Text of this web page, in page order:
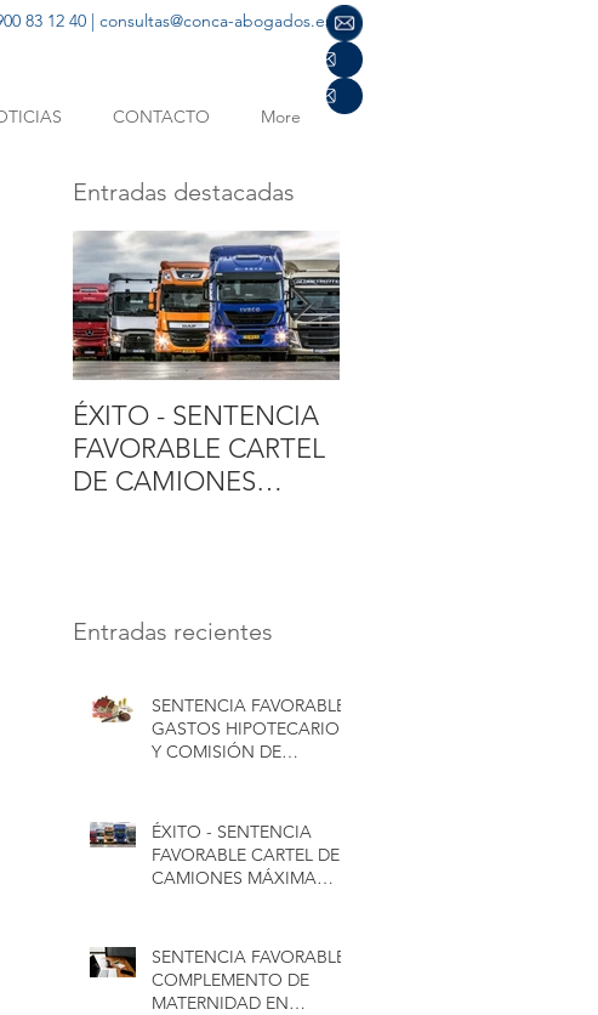
83 12 40 | consultas@conca-abogados.es
CONTACTO More
Entradas destacadas
ÉXITO - SENTENCIA
FAVORABLE CARTEL
DE CAMIONES
Entradas recientes
SENTENCIA FAVORABLE
GASTOS HIPOTECARIOS
Y COMISIÓN DE
ABOGADOS
ÉXITO - SENTENCIA
FAVORABLE CARTEL DE
CAMIONES MÁXIMA
SENTENCIA FAVORABLE
COMPLEMENTO DE
MATERNIDAD EN